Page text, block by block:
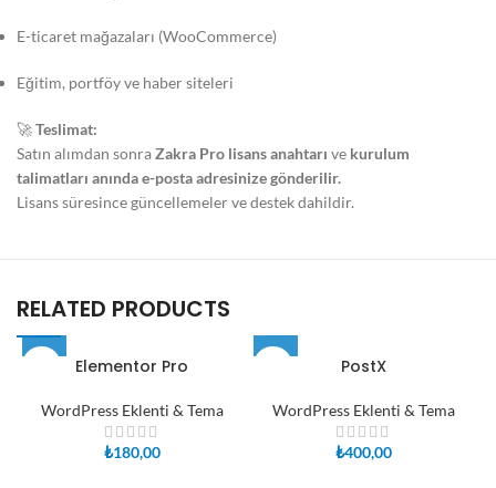
E-ticaret mağazaları (WooCommerce)
Eğitim, portföy ve haber siteleri
🚀Teslimat:
Satın alımdan sonraZakra Pro lisans anahtarı ve kurulum
talimatları anında e-posta adresinize gönderilir.
Lisans süresince güncellemeler ve destek dahildir.
RELATED PRODUCTS
Elementor Pro
WordPress Eklenti & Tema
₺180,00
PostX
WordPress Eklenti & Tema
₺400,00